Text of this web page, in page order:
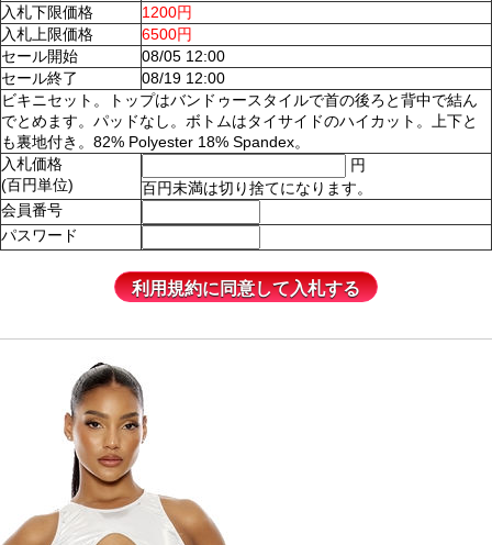
入札下限価格
1200円
入札上限価格
6500円
セール開始
08/05 12:00
セール終了
08/19 12:00
ビキニセット。トップはバンドゥースタイルで首の後ろと背中で結ん
でとめます。パッドなし。ボトムはタイサイドのハイカット。上下と
も裏地付き。82% Polyester 18% Spandex。
入札価格
(百円単位)
円
百円未満は切り捨てになります。
会員番号
パスワード